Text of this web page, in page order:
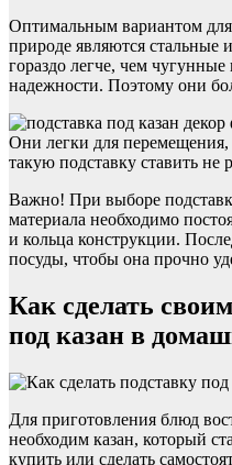
Оптимальным вариантом
природе являются
гораздо легче, чем
надежности. Поэтому они
Они легки для
такую подставку ставить не
Важно! При выборе
материала необходимо
и кольца конструкции.
посуды, чтобы она прочно
Как сделать
под казан в
Для приготовления блюд
необходим казан, который
купить или сделать